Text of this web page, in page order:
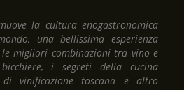
la cultura enogastronomica
una bellissima esperienza
migliori combinazioni tra vino e
i segreti della cucina
vinificazione toscana e altro